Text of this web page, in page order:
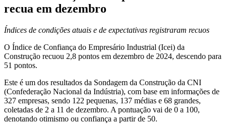
recua em dezembro
Índices de condições atuais e de expectativas registraram recuos
O Índice de Confiança do Empresário Industrial (Icei) da
Construção recuou 2,8 pontos em dezembro de 2024, descendo para
51 pontos.
Este é um dos resultados da Sondagem da Construção da CNI
(Confederação Nacional da Indústria), com base em informações de
327 empresas, sendo 122 pequenas, 137 médias e 68 grandes,
coletadas de 2 a 11 de dezembro. A pontuação vai de 0 a 100,
denotando otimismo ou confiança a partir de 50.